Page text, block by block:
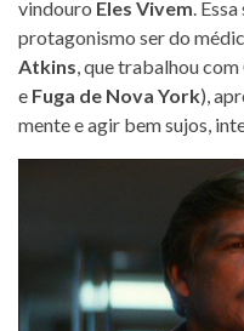
vindouro Eles Vivem.
protagonismo ser do
Atkins, que trabalhou
e Fuga de Nova York),
mente e agir bem sujos,